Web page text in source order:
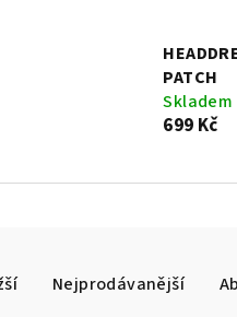
PATCH
Skladem
699 Kč
Nejprodávanější